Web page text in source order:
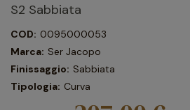
S2 Sabbiata
COD: 0095000053
Marca: Ser Jacopo
Finissaggio: Sabbiata
Tipologia: Curva